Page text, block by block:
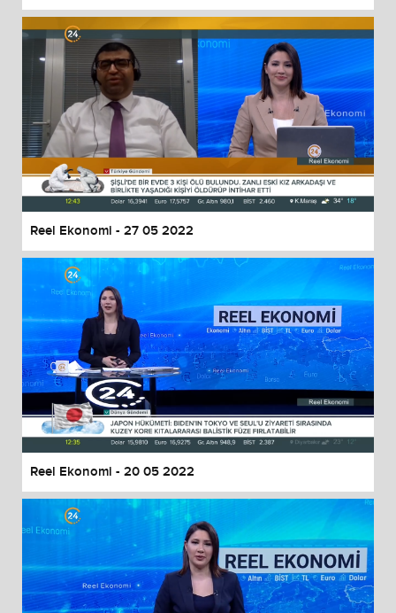
Reel Ekonomi - 27 05 2022
Reel Ekonomi - 20 05 2022